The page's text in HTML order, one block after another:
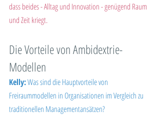
dass beides - Alltag und Innovation - genügend Raum
und Zeit kriegt.
Die Vorteile von Ambidextrie-
Modellen
Kelly: Was sind die Hauptvorteile von
Freiraummodellen in Organisationen im Vergleich zu
traditionellen Managementansätzen?